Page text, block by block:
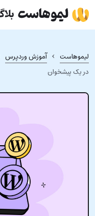
› آموزش وردپرس ›
یک پیشخوان